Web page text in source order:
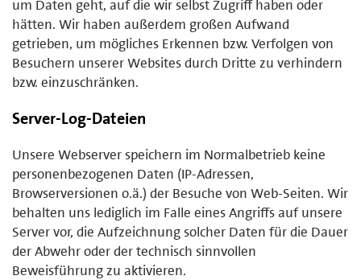
um Daten geht, auf die wir selbst Zugriff haben oder
hätten. Wir haben außerdem großen Aufwand
getrieben, um mögliches Erkennen bzw. Verfolgen von
Besuchern unserer Websites durch Dritte zu verhindern
bzw. einzuschränken.
Server-Log-Dateien
Unsere Webserver speichern im Normalbetrieb keine
personenbezogenen Daten (IP-Adressen,
Browserversionen o.ä.) der Besuche von Web-Seiten. Wir
behalten uns lediglich im Falle eines Angriffs auf unsere
Server vor, die Aufzeichnung solcher Daten für die Dauer
der Abwehr oder der technisch sinnvollen
Beweisführung zu aktivieren.